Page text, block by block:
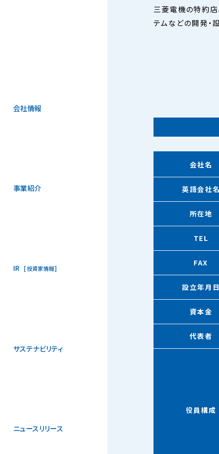
会社情報
事業紹介
IR 投資家情報
サステナビリティ
ニュースリリース
三菱電機の特約店
テムなどの開発・
会社名
英語会社
所在地
TEL
FAX
設立年月
資本金
代表者
役員構成